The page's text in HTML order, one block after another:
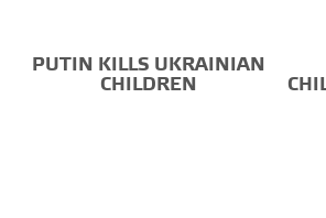
PUTIN KILLS UKRAINIAN
CHILDREN